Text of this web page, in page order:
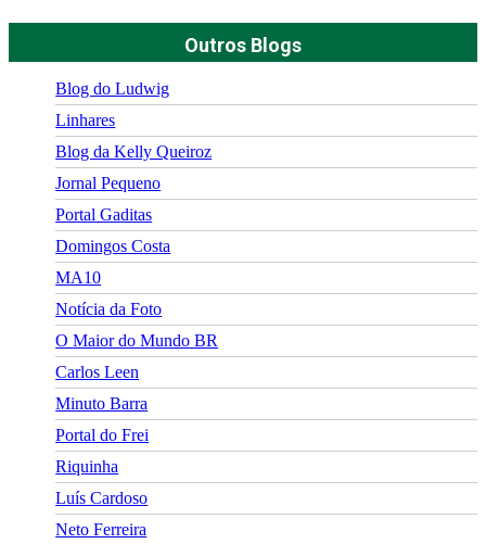
Outros Blogs
Blog do Ludwig
Linhares
Blog da Kelly Queiroz
Jornal Pequeno
Portal Gaditas
Domingos Costa
MA10
Notícia da Foto
O Maior do Mundo BR
Carlos Leen
Minuto Barra
Portal do Frei
Riquinha
Luís Cardoso
Neto Ferreira